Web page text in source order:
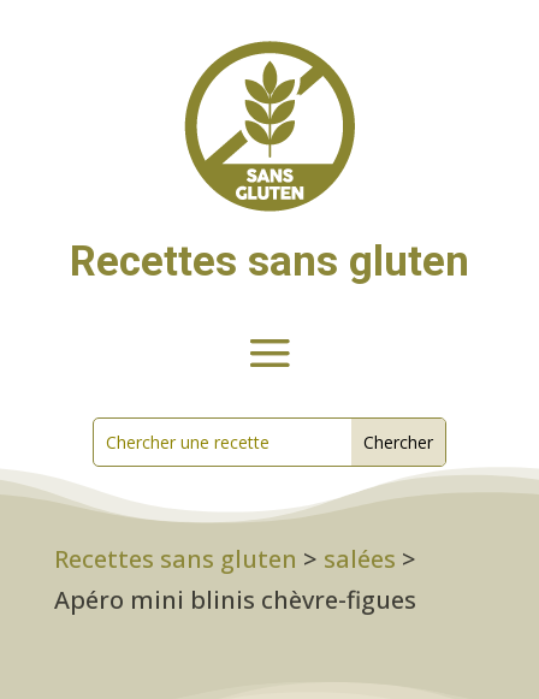
Recettes sans gluten
Recettes sans gluten > salées >
Apéro mini blinis chèvre-figues